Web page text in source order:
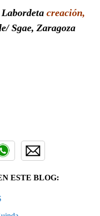
creación,
Sgae, Zaragoza
ESTE BLOG: